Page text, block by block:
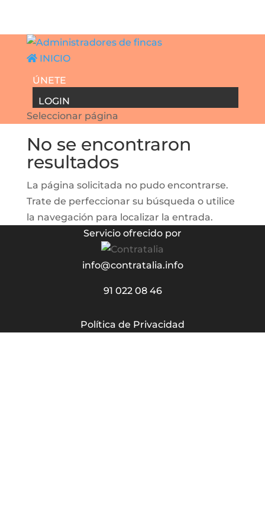
INICIO
ÚNETE
LOGIN
Seleccionar página
No se encontraron
resultados
La página solicitada no pudo encontrarse.
Trate de perfeccionar su búsqueda o utilice
la navegación para localizar la entrada.
Servicio ofrecido por
info@contratalia.info
91 022 08 46
Política de Privacidad